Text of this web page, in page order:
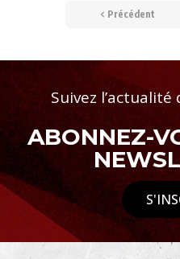
Précédent
Suivez
ABONNEZ-